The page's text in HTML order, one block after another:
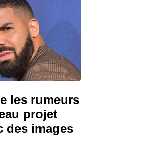
les rumeurs
projet
des images